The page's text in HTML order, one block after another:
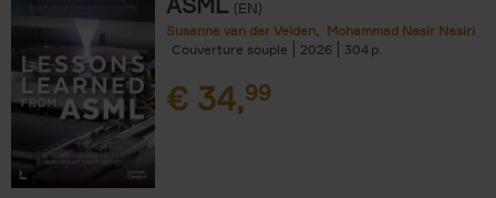
(EN)
Susanne van der Velden
Mohammad Nasir Nasiri
Couverture souple
2026 304
€ 34,99